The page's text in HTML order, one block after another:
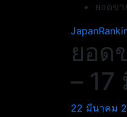
ยอดข
ยอด
–
22 มีนาคม